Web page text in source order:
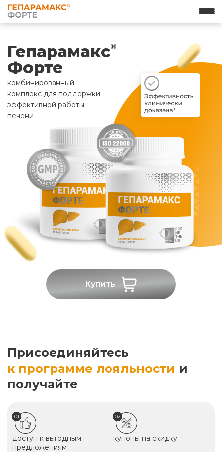
Гепарамакс®
Форте
комбинированный
комплекс для поддержки
эффективной работы
печени
Купить
Присоединяйтесь
к программе лояльности и
получайте
01
доступ к выгодным
предложениям
02
купоны на скидку